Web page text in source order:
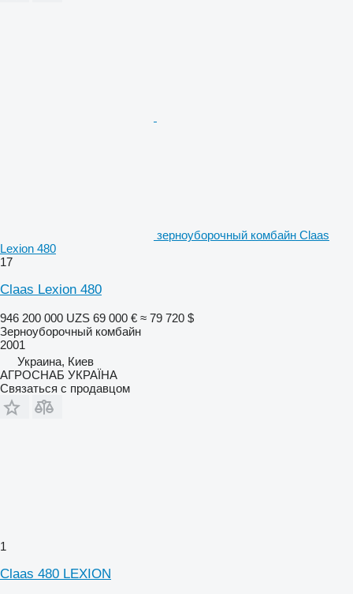
зерноуборочный комбайн Claas
Lexion 480
17
Claas Lexion 480
946 200 000 UZS 69 000 € ≈ 79 720 $
Зерноуборочный комбайн
2001
Украина, Киев
АГРОСНАБ УКРАЇНА
Связаться с продавцом
1
Claas 480 LEXION